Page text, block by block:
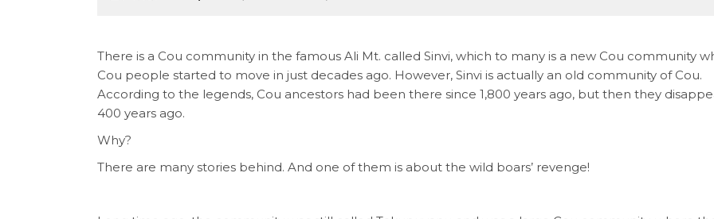
There is a Cou community in the famous Ali Mt. called Sinvi, which to many is a new Cou community
Cou people started to move in just decades ago. However, Sinvi is actually an old community of Cou.
According to the legends, Cou ancestors had been there since 1,800 years ago, but then they
400 years ago.
Why?
There are many stories behind. And one of them is about the wild boars’ revenge!